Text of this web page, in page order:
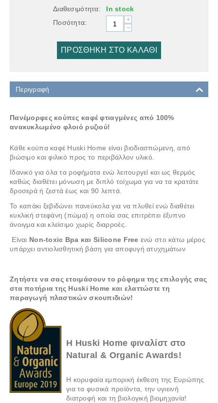
Διαθεσιμότητα:
In stock
Ποσότητα:
+
−
ΠΡΟΣΘΉΚΗ ΣΤΟ ΚΑΛΆΘΙ
Περιγραφή
Πανέμορφες κούπες καφέ φτιαγμένες από 100%
ανακυκλωμένο φλοιό ρυζιού!
Κάθε κούπα καφέ Huski Home είναι βιοδιασπώμενη, από
βιώσιμο και φιλικό προς το περιβάλλον υλικό.
Ιδανικό για όλα τα ροφήματα ενώ λειτουργεί και ως θερμός
καθώς διαθέτει μόνωση με διπλό τοίχωμα για να τα κρατάτε
δροσερά ή ζεστά έως και 90 λεπτά.
Το καπάκι ξεβιδώνει πανεύκολα για να πλυθεί ενώ διαθέτει
κυκλική στεφάνη (πώμα) η οποία σας επιτρέπει έξυπνο
άνοιγμα και κλείσιμο χωρίς διαρροές.
Είναι Non-toxic Bpa και Silicone Free ενώ στο κάτω μέρος
υπάρχει αντιολισθητική βάση για αποφυγή ατυχημάτων
Ζητήστε να σας ετοιμάσουν το ρόφημα της επιλογής σας
στα ποτήρια της Huski Home και ελαττώστε τη
παραγωγή πλαστικών σκουπιδιών!
H Huski Home φιναλίστ στο
Natural & Organic Awards!
Η κορυφαία εμπορική έκθεση της Ευρώπης
για τα φυσικά προϊόντα, την υγιεινή
διατροφή και τη βιολογική βιομηχανία!